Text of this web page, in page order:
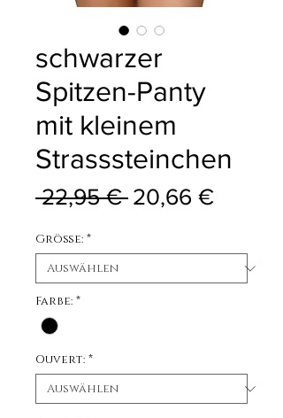
schwarzer
Spitzen-Panty
mit kleinem
Strasssteinchen
22,95 € Standardpreis
20,66 €Sale-
Größe: *
Farbe: *
Ouvert: *